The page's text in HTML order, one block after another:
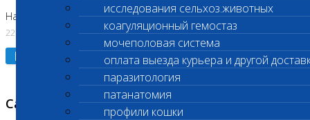
исследования сельхоз.животных
коагуляционный гемостаз
мочеполовая система
оплата выезда курьера и другой
паразитология
патанатомия
профили кошки
На Нагорной. Код ( 123,310,309)
22.07.2026
Подробнее
Санитарные дни